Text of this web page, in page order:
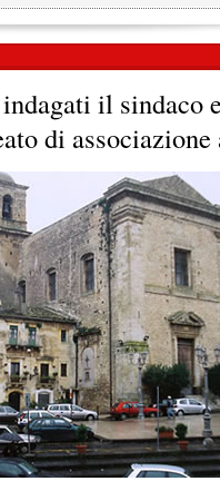
il sindaco
di associazione